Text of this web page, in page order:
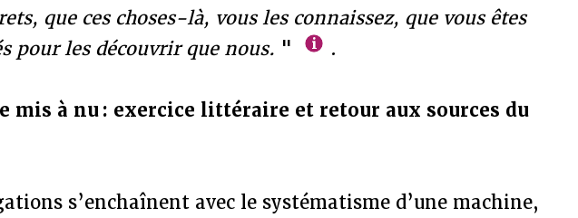
que ces choses-là, vous les connaissez, que vous êtes
pour les découvrir que nous. " .
mis à nu : exercice littéraire et retour aux sources du
s’enchaînent avec le systématisme d’une machine,